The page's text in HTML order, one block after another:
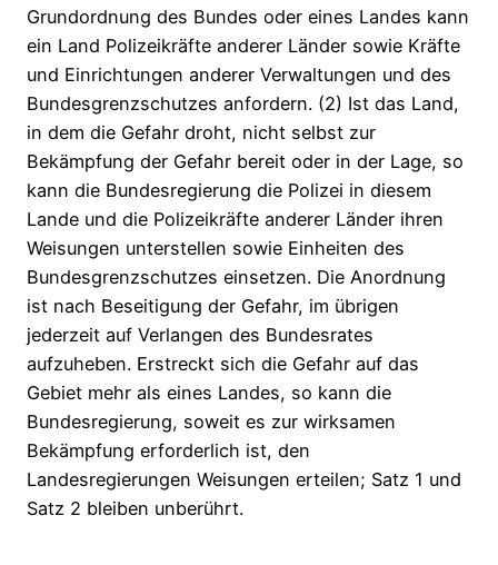
Grundordnung des Bundes oder eines Landes kann
ein Land Polizeikräfte anderer Länder sowie Kräfte
und Einrichtungen anderer Verwaltungen und des
Bundesgrenzschutzes anfordern. (2) Ist das Land,
in dem die Gefahr droht, nicht selbst zur
Bekämpfung der Gefahr bereit oder in der Lage, so
kann die Bundesregierung die Polizei in diesem
Lande und die Polizeikräfte anderer Länder ihren
Weisungen unterstellen sowie Einheiten des
Bundesgrenzschutzes einsetzen. Die Anordnung
ist nach Beseitigung der Gefahr, im übrigen
jederzeit auf Verlangen des Bundesrates
aufzuheben. Erstreckt sich die Gefahr auf das
Gebiet mehr als eines Landes, so kann die
Bundesregierung, soweit es zur wirksamen
Bekämpfung erforderlich ist, den
Landesregierungen Weisungen erteilen; Satz 1 und
Satz 2 bleiben unberührt.